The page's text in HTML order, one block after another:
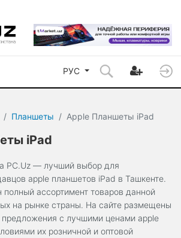
РУС
Планшеты Apple Планшеты iPad
iPad
PC.Uz — лучший выбор для
apple планшетов iPad в Ташкенте.
полный ассортимент товаров данной
на рынке страны. На сайте размещены
предложения с лучшими ценами apple
их розничной и оптовой